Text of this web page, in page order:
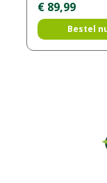
€ 89,99
Bestel